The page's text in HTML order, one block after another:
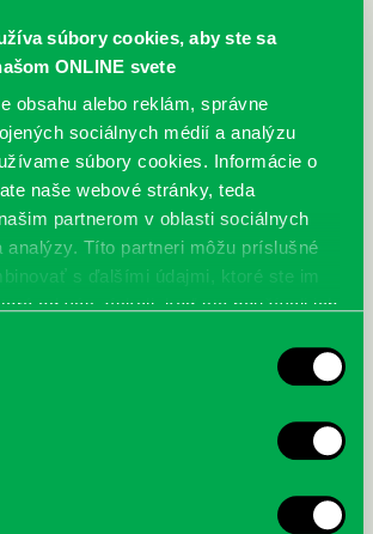
súbory cookies, aby ste sa
ONLINE svete
obsahu alebo reklám, správne
sociálnych médií a analýzu
súbory cookies. Informácie o
naše webové stránky, teda
partnerom v oblasti sociálnych
analýzy. Títo partneri môžu príslušné
s ďalšími údajmi, ktoré ste im
od vás získali, keď ste používali ich